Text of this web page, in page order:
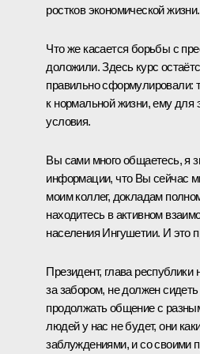
ростков экономической жизни.
Что же касается борьбы с
доложили. Здесь курс
правильно сформулировали:
к нормальной жизни, ему
условия.
Вы сами много общаетесь, я
информации, что Вы сейчас
моим коллег, докладам
находитесь в активном
населения Ингушетии. И это
Президент, глава
за забором, не должен
продолжать общение с
людей у нас не будет, они
заблуждениями, и со своими